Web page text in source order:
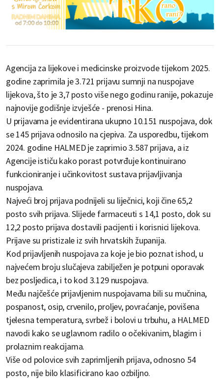
Agencija za lijekove i medicinske proizvode tijekom 2025.
godine zaprimila je 3.721 prijavu sumnji na nuspojave
lijekova, što je 3,7 posto više nego godinu ranije, pokazuje
najnovije godišnje izvješće - prenosi Hina.
U prijavama je evidentirana ukupno 10.151 nuspojava, dok
se 145 prijava odnosilo na cjepiva. Za usporedbu, tijekom
2024. godine HALMED je zaprimio 3.587 prijava, a iz
Agencije ističu kako porast potvrđuje kontinuirano
funkcioniranje i učinkovitost sustava prijavljivanja
nuspojava.
Najveći broj prijava podnijeli su liječnici, koji čine 65,2
posto svih prijava. Slijede farmaceuti s 14,1 posto, dok su
12,2 posto prijava dostavili pacijenti i korisnici lijekova.
Prijave su pristizale iz svih hrvatskih županija.
Kod prijavljenih nuspojava za koje je bio poznat ishod, u
najvećem broju slučajeva zabilježen je potpuni oporavak
bez posljedica, i to kod 3.129 nuspojava.
Među najčešće prijavljenim nuspojavama bili su mučnina,
pospanost, osip, crvenilo, proljev, povraćanje, povišena
tjelesna temperatura, svrbež i bolovi u trbuhu, a HALMED
navodi kako se uglavnom radilo o očekivanim, blagim i
prolaznim reakcijama.
Više od polovice svih zaprimljenih prijava, odnosno 54
posto, nije bilo klasificirano kao ozbiljno.